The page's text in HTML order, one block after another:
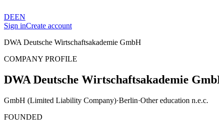
DEEN
Sign inCreate account
DWA Deutsche Wirtschaftsakademie GmbH
COMPANY PROFILE
DWA Deutsche Wirtschaftsakademie
GmbH (Limited Liability Company)·Berlin·Other education n.e.c.
FOUNDED